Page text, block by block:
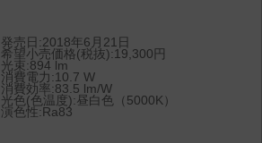
発売日:2018年6月21日
希望小売価格(税抜):19,300円
光束:894 lm
消費電力:10.7 W
消費効率:83.5 lm/W
光色(色温度):昼白色（5000K）
演色性:Ra83